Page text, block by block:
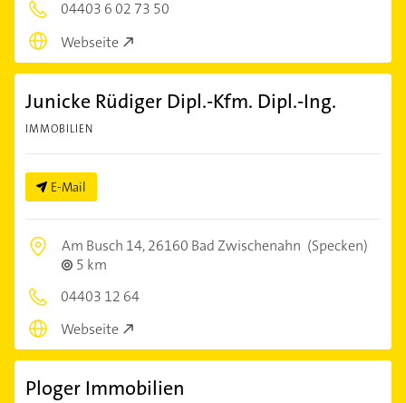
04403 6 02 73 50
Webseite
Junicke Rüdiger Dipl.-Kfm. Dipl.-Ing.
IMMOBILIEN
E-Mail
Am Busch 14,26160 Bad Zwischenahn (Specken)
5 km
04403 12 64
Webseite
Ploger Immobilien